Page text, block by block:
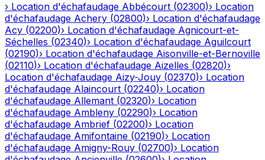
› Location d'échafaudage Abbécourt (02300)› Location
d'échafaudage Achery (02800)› Location d'échafaudage
Acy (02200)› Location d'échafaudage Agnicourt-et-
Séchelles (02340)› Location d'échafaudage Aguilcourt
(02190)› Location d'échafaudage Aisonville-et-Bernoville
(02110)› Location d'échafaudage Aizelles (02820)›
Location d'échafaudage Aizy-Jouy (02370)› Location
d'échafaudage Alaincourt (02240)› Location
d'échafaudage Allemant (02320)› Location
d'échafaudage Ambleny (02290)› Location
d'échafaudage Ambrief (02200)› Location
d'échafaudage Amifontaine (02190)› Location
d'échafaudage Amigny-Rouy (02700)› Location